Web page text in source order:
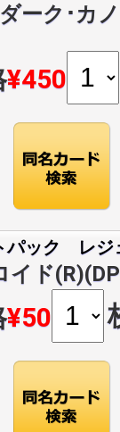
ーク･カ
¥450
パック レジ
イド
¥50